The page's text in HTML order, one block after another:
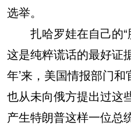
选举。
扎哈罗娃在自己的“
这是纯粹谎话的最好证
年’来，美国情报部门
也从未向俄方提出过这
产生特朗普这样一位总